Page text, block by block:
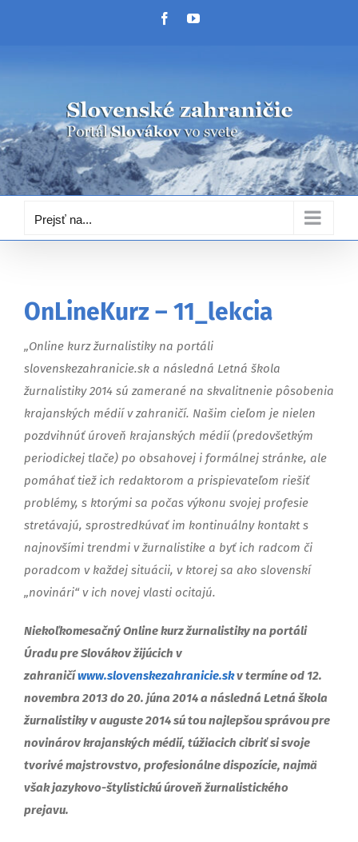
FacebookYouTube
Prejsť na...
OnLineKurz – 11_lekcia
„Online kurz žurnalistiky na portáli
slovenskezahranicie.sk a následná Letná škola
žurnalistiky 2014 sú zamerané na skvalitnenie pôsobenia
krajanských médií v zahraničí. Našim cieľom je nielen
pozdvihnúť úroveň krajanských médií (predovšetkým
periodickej tlače) po obsahovej i formálnej stránke, ale
pomáhať tiež ich redaktorom a prispievateľom riešiť
problémy, s ktorými sa počas výkonu svojej profesie
stretávajú, sprostredkúvať im kontinuálny kontakt s
najnovšími trendmi v žurnalistike a byť ich radcom či
poradcom v každej situácii, v ktorej sa ako slovenskí
„novinári“ v ich novej vlasti ocitajú.
Niekoľkomesačný Online kurz žurnalistiky na portáli
Úradu pre Slovákov žijúcich v
zahraničíwww.slovenskezahranicie.skv termíne od 12.
novembra 2013 do 20. júna 2014 a následná Letná škola
žurnalistiky v auguste 2014 sú tou najlepšou správou pre
novinárov krajanských médií, túžiacich cibriť si svoje
tvorivé majstrovstvo, profesionálne dispozície, najmä
však jazykovo-štylistickú úroveň žurnalistického
prejavu.